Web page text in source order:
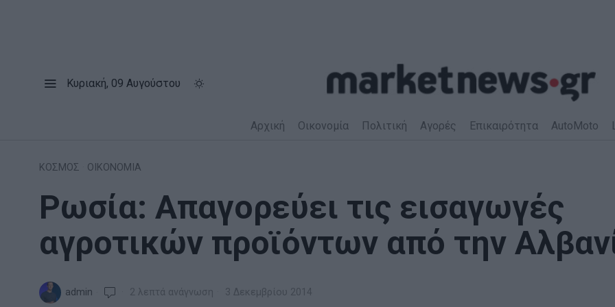
Κυριακή, 09 Αυγούστου
Αρχική Οικονομία Πολιτική Αγορές Επικαιρότητα AutoMoto
ΚΟΣΜΟΣ ΟΙΚΟΝΟΜΙΑ
Ρωσία: Απαγορεύει τις εισαγωγές
αγροτικών προϊόντων από την
admin 2 λεπτά ανάγνωση 3 Δεκεμβρίου 2014